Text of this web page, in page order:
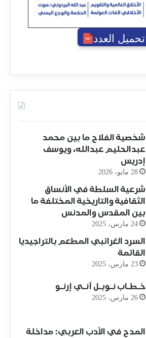
تحميل العدد
شخصية الفلاح ما بين محمد
عبدالحليم عبدالله، ويوسف
إدريس
28 مايو، 2026
شرعية السلطة في الأنساق
الثقافية والتاريخية المختلفة ما
بين المقدس والمدنس
24 مارس، 2025
السرد الغرائبي المطعم بالتراجيديا
القاتمة
23 مارس، 2025
خـطـاب نـوبـل آنـي إرنـو
26 مارس، 2025
المدح في الأدب العربي: مداخلة